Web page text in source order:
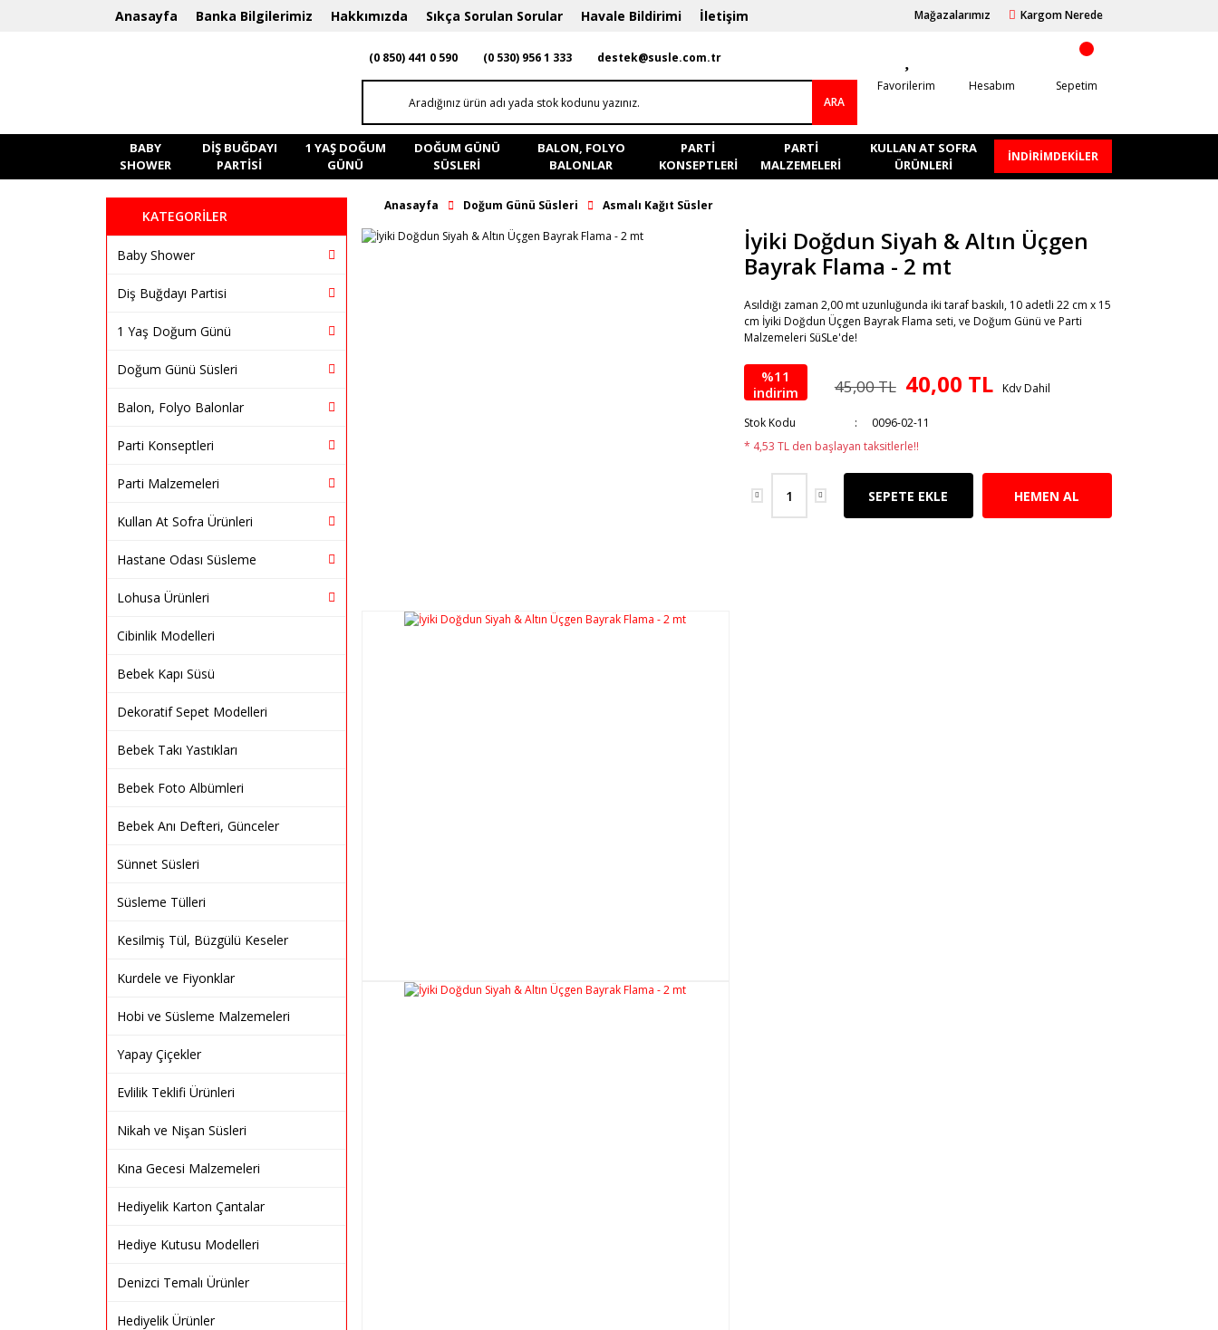
Anasayfa Banka Bilgilerimiz Hakkımızda Sıkça Sorulan Sorular Havale Bildirimi İletişim Mağazalarımız Kargom Nerede
(0 850) 441 0 590 (0 530) 956 1 333 destek@susle.com.tr
ARA
Favorilerim Hesabım Sepetim
BABY
SHOWER
DIŞ BUĞDAYI
PARTISI
1 YAŞ DOĞUM
GÜNÜ
DOĞUM GÜNÜ
SÜSLERI
BALON, FOLYO
BALONLAR
PARTI
KONSEPTLERI
PARTI
MALZEMELERI
KULLAN AT SOFRA
ÜRÜNLERI
İNDİRİMDEKİLER
KATEGORİLER
Baby Shower
Diş Buğdayı Partisi
1 Yaş Doğum Günü
Doğum Günü Süsleri
Balon, Folyo Balonlar
Parti Konseptleri
Parti Malzemeleri
Kullan At Sofra Ürünleri
Hastane Odası Süsleme
Lohusa Ürünleri
Cibinlik Modelleri
Bebek Kapı Süsü
Dekoratif Sepet Modelleri
Bebek Takı Yastıkları
Bebek Foto Albümleri
Bebek Anı Defteri, Günceler
Sünnet Süsleri
Süsleme Tülleri
Kesilmiş Tül, Büzgülü Keseler
Kurdele ve Fiyonklar
Hobi ve Süsleme Malzemeleri
Yapay Çiçekler
Evlilik Teklifi Ürünleri
Nikah ve Nişan Süsleri
Kına Gecesi Malzemeleri
Hediyelik Karton Çantalar
Hediye Kutusu Modelleri
Denizci Temalı Ürünler
Hediyelik Ürünler
Anasayfa Doğum Günü Süsleri Asmalı Kağıt Süsler
İyiki Doğdun Siyah & Altın Üçgen
Bayrak Flama - 2 mt
Asıldığı zaman 2,00 mt uzunluğunda iki taraf baskılı, 10 adetli 22 cm x 15
cm İyiki Doğdun Üçgen Bayrak Flama seti, ve Doğum Günü ve Parti
Malzemeleri SüSLe'de!
%11
indirim
45,00 TL 40,00 TL Kdv Dahil
Stok Kodu
0096-02-11
* 4,53 TL den başlayan taksitlerle!!
SEPETE EKLE HEMEN AL